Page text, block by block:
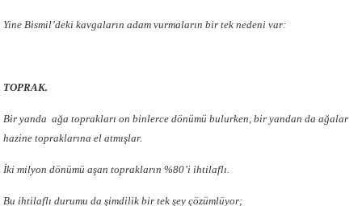
Yine Bismil’deki kavgaların adam vurmaların bir tek nedeni var:
TOPRAK.
Bir yanda ağa toprakları on binlerce dönümü bulurken, bir yandan da ağalar
hazine topraklarına el atmışlar.
İki milyon dönümü aşan toprakların %80’i ihtilaflı.
Bu ihtilaflı durumu da şimdilik bir tek şey çözümlüyor;